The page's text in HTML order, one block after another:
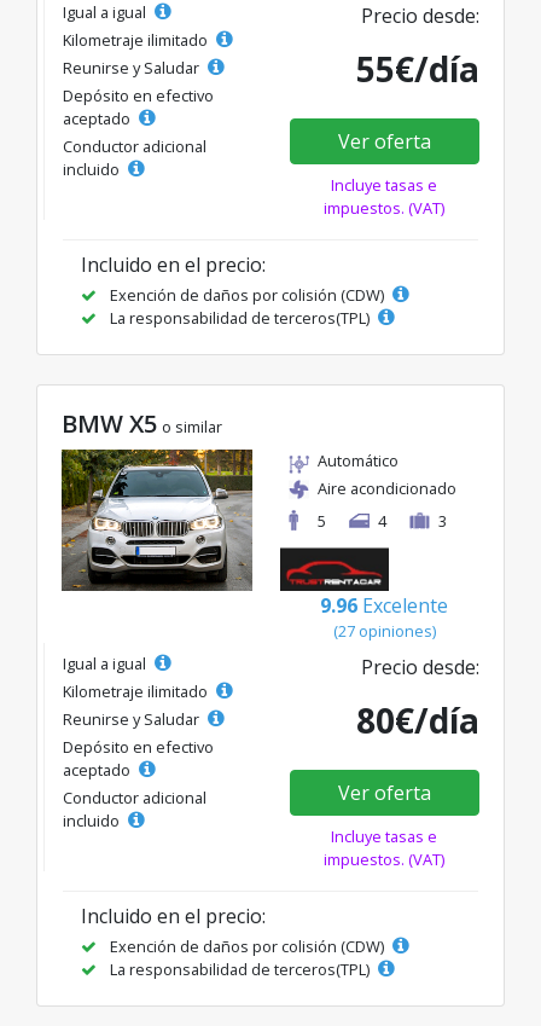
Igual a igual
Kilometraje ilimitado
Reunirse y Saludar
Depósito en efectivo
aceptado
Conductor adicional
incluido
Precio desde:
55€/día
Ver oferta
Incluye tasas e
impuestos. (VAT)
Incluido en el precio:
Exención de daños por colisión (CDW)
La responsabilidad de terceros(TPL)
BMW X5 o similar
Automático
Aire acondicionado
5
4 3
9.96 Excelente
(27 opiniones)
Igual a igual
Kilometraje ilimitado
Reunirse y Saludar
Depósito en efectivo
aceptado
Conductor adicional
incluido
Precio desde:
80€/día
Ver oferta
Incluye tasas e
impuestos. (VAT)
Incluido en el precio:
Exención de daños por colisión (CDW)
La responsabilidad de terceros(TPL)